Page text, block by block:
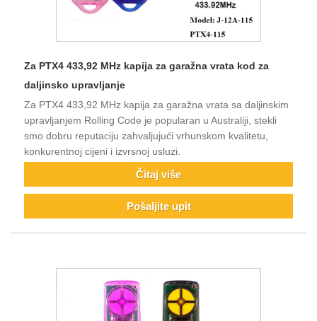
Za PTX4 433,92 MHz kapija za garažna vrata kod za
daljinsko upravljanje
Za PTX4 433,92 MHz kapija za garažna vrata sa daljinskim
upravljanjem Rolling Code je popularan u Australiji, stekli
smo dobru reputaciju zahvaljujući vrhunskom kvalitetu,
konkurentnoj cijeni i izvrsnoj usluzi.
Čitaj više
Pošaljite upit